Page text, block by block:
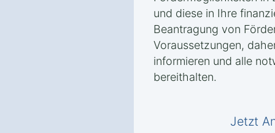
und diese in Ihre
Beantragung von
Voraussetzungen,
informieren und alle
bereithalten.
Jetzt